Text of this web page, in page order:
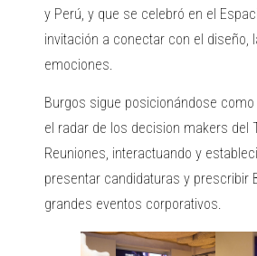
y Perú, y que se celebró en el
invitación a conectar con el diseño,
emociones.
Burgos sigue posicionándose
el radar de los decision makers del
Reuniones, interactuando y
presentar candidaturas y prescribir
grandes eventos corporativos.